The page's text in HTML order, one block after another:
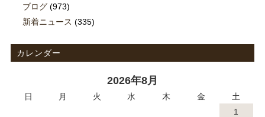
ブログ(973)
新着ニュース (335)
カレンダー
2026年8月
日 月 火 水 木 金
土
1